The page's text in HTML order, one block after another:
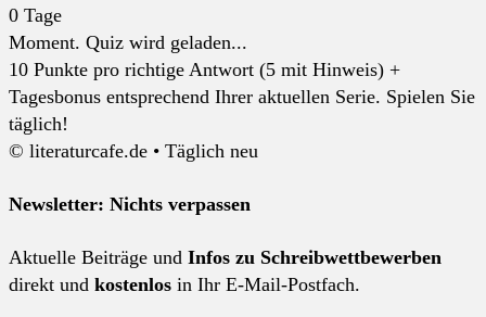
0 Tage
Moment. Quiz wird geladen...
10 Punkte pro richtige Antwort (5 mit Hinweis) +
Tagesbonus entsprechend Ihrer aktuellen Serie. Spielen Sie
täglich!
© literaturcafe.de • Täglich neu
Newsletter: Nichts verpassen
Aktuelle Beiträge und Infos zu Schreibwettbewerben
direkt und kostenlos in Ihr E-Mail-Postfach.